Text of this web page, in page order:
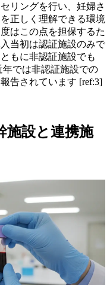
リングを行い、妊婦さ
正しく理解できる環境
はこの点を担保するた
当初は認証施設のみで
もに非認証施設でも
では非認証施設での
告されています [ref:3]
施設と連携施